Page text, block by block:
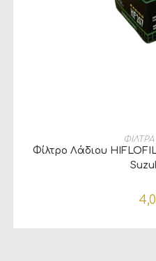
ΠΡΟΣΘΉΚΗ
Φίλτρο Λάδιου